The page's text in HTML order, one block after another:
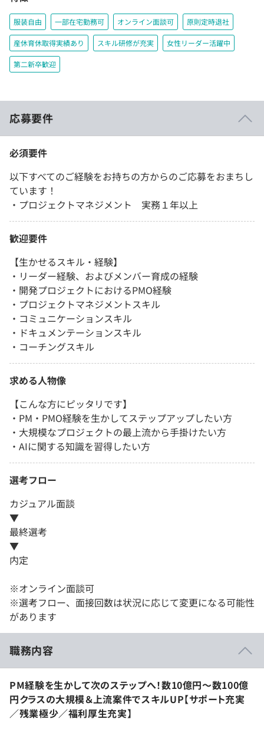
服装自由 一部在宅勤務可 オンライン面談可 原則定時退社
産休育休取得実績あり スキル研修が充実 女性リーダー活躍中
第二新卒歓迎
応募要件
必須要件
以下すべてのご経験をお持ちの方からのご応募をおまちし
ています！
・プロジェクトマネジメント 実務１年以上
歓迎要件
【生かせるスキル・経験】
・リーダー経験、およびメンバー育成の経験
・開発プロジェクトにおけるPMO経験
・プロジェクトマネジメントスキル
・コミュニケーションスキル
・ドキュメンテーションスキル
・コーチングスキル
求める人物像
【こんな方にピッタリです】
・PM・PMO経験を生かしてステップアップしたい方
・大規模なプロジェクトの最上流から手掛けたい方
・AIに関する知識を習得したい方
選考フロー
カジュアル面談
▼
最終選考
▼
内定
※オンライン面談可
※選考フロー、面接回数は状況に応じて変更になる可能性
があります
職務内容
PM経験を生かして次のステップへ！数10億円～数100億
円クラスの大規模＆上流案件でスキルUP【サポート充実
／残業極少／福利厚生充実】